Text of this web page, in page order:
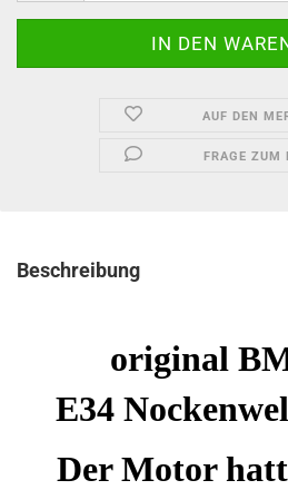
AUF DEN
FRAGE ZUM
Beschreibung
original
E34
Der Motor